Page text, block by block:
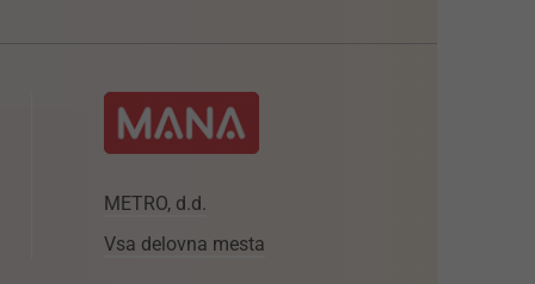
METRO, d.d.
Vsa delovna mesta